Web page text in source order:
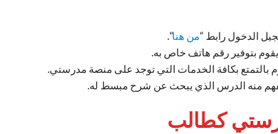
الدخول رابط “من هنا“.
بتوفير رقم هاتف خاص به.
بالتمتع بكافة الخدمات التي توجد على منصة مدرستي.
منه الدرس الذي يبحث عن شرح مبسط له.
كطالب